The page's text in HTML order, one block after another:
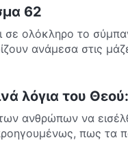
62
σε ολόκληρο το
ανάμεσα στις
λόγια του
ανθρώπων να
πως τα